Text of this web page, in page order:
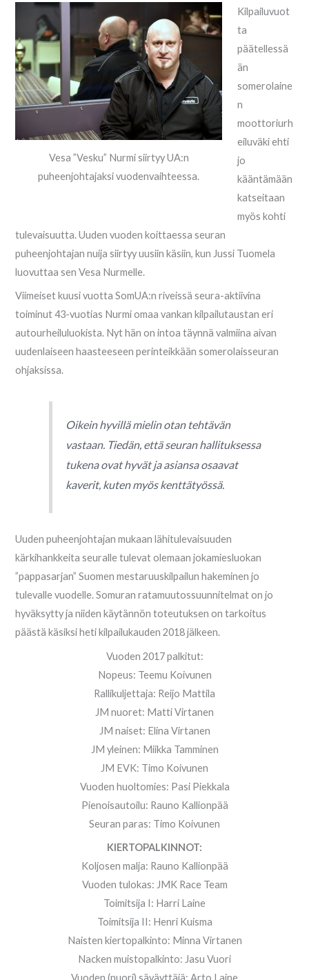
Vesa ”Vesku” Nurmi siirtyy UA:n
puheenjohtajaksi vuodenvaihteessa.
Kilpailuvuot
ta
päätellessä
än
somerolaine
n
moottoriurh
eiluväki ehti
jo
kääntämään
katseitaan
myös kohti
tulevaisuutta. Uuden vuoden koittaessa seuran
puheenjohtajan nuija siirtyy uusiin käsiin, kun Jussi Tuomela
luovuttaa sen Vesa Nurmelle.
Viimeiset kuusi vuotta SomUA:n riveissä seura-aktiivina
toiminut 43-vuotias Nurmi omaa vankan kilpailutaustan eri
autourheiluluokista. Nyt hän on intoa täynnä valmiina aivan
uudenlaiseen haasteeseen perinteikkään somerolaisseuran
ohjaksissa.
Oikein hyvillä mielin otan tehtävän
vastaan. Tiedän, että seuran hallituksessa
tukena ovat hyvät ja asiansa osaavat
kaverit, kuten myös kenttätyössä.
Uuden puheenjohtajan mukaan lähitulevaisuuden
kärkihankkeita seuralle tulevat olemaan jokamiesluokan
”pappasarjan” Suomen mestaruuskilpailun hakeminen jo
tulevalle vuodelle. Somuran ratamuutossuunnitelmat on jo
hyväksytty ja niiden käytännön toteutuksen on tarkoitus
päästä käsiksi heti kilpailukauden 2018 jälkeen.
Vuoden 2017 palkitut:
Nopeus: Teemu Koivunen
Rallikuljettaja: Reijo Mattila
JM nuoret: Matti Virtanen
JM naiset: Elina Virtanen
JM yleinen: Miikka Tamminen
JM EVK: Timo Koivunen
Vuoden huoltomies: Pasi Piekkala
Pienoisautoilu: Rauno Kallionpää
Seuran paras: Timo Koivunen
KIERTOPALKINNOT:
Koljosen malja: Rauno Kallionpää
Vuoden tulokas: JMK Race Team
Toimitsija I: Harri Laine
Toimitsija II: Henri Kuisma
Naisten kiertopalkinto: Minna Virtanen
Nacken muistopalkinto: Jasu Vuori
Vuoden (nuori) säväyttäjä: Arto Laine